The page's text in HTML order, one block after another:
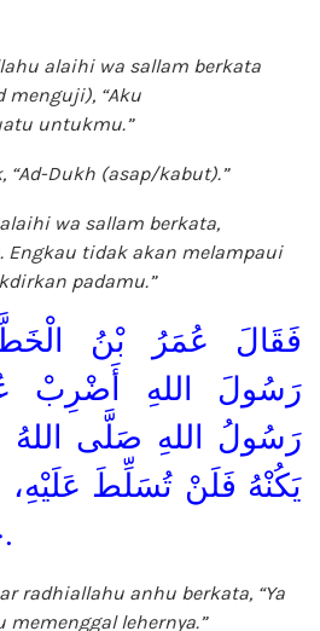
alaihi wa sallam berkata
menguji), “Aku
untukmu.”
“Ad-Dukh (asap/kabut).”
wa sallam berkata,
Engkau tidak akan melampaui
padamu.”
فَقَالَ عُمَرُ بْنُ
رَسُولَ اللهِ أَضْرِبْ
رَسُولُ اللهِ صَلَّى
يَكُنْهُ فَلَنْ تُسَلِّطَ عَلَيْهِ،
خَيْرَ لَكَ فِي قَتْلِهِ.
radhiallahu anhu berkata, “Ya
lehernya.”